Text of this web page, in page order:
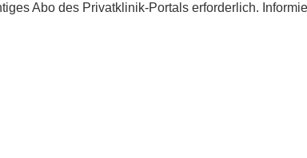
Abo des Privatklinik-Portals erforderlich.